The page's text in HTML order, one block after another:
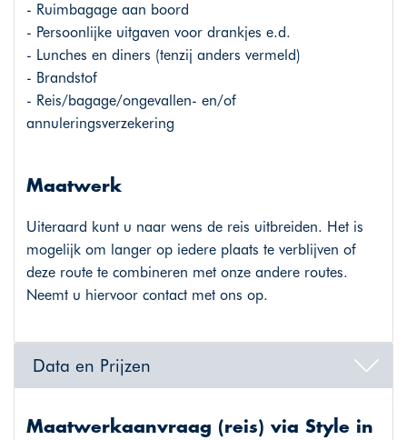
- Ruimbagage aan boord
- Persoonlijke uitgaven voor drankjes e.d.
- Lunches en diners (tenzij anders vermeld)
- Brandstof
- Reis/bagage/ongevallen- en/of
annuleringsverzekering
Maatwerk
Uiteraard kunt u naar wens de reis uitbreiden. Het is
mogelijk om langer op iedere plaats te verblijven of
deze route te combineren met onze andere routes.
Neemt u hiervoor contact met ons op.
Data en Prijzen
Maatwerkaanvraag (reis) via Style in